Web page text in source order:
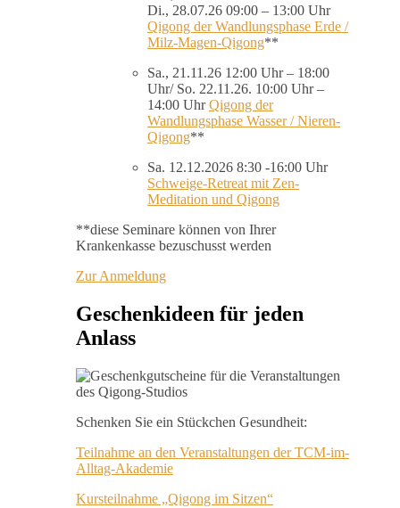
Di., 28.07.26 09:00 – 13:00 Uhr
Qigong der Wandlungsphase Erde /
Milz-Magen-Qigong**
Sa., 21.11.26 12:00 Uhr – 18:00
Uhr/ So. 22.11.26. 10:00 Uhr –
14:00 UhrQigong der
Wandlungsphase Wasser / Nieren-
Qigong**
Sa. 12.12.2026 8:30 -16:00 Uhr
Schweige-Retreat mit Zen-
Meditation und Qigong
**diese Seminare können von Ihrer
Krankenkasse bezuschusst werden
Zur Anmeldung
Geschenkideen für jeden
Anlass
Schenken Sie ein Stückchen Gesundheit:
Teilnahme an den Veranstaltungen der TCM-im-
Alltag-Akademie
Kursteilnahme „Qigong im Sitzen“